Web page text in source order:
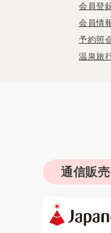
会員登
会員情
予約照
温泉旅
通信販